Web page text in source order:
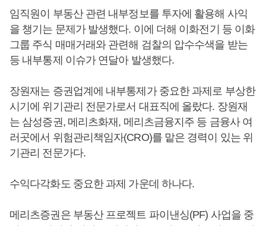
임직원이 부동산 관련 내부정보를 투자에 활용해 사익
을 챙기는 문제가 발생했다. 이에 더해 이화전기 등 이화
그룹 주식 매매거래와 관련해 검찰의 압수수색을 받는
등 내부통제 이슈가 연달아 발생했다.
장원재는 증권업계에 내부통제가 중요한 과제로 부상한
시기에 위기관리 전문가로서 대표직에 올랐다. 장원재
는 삼성증권, 메리츠화재, 메리츠금융지주 등 금융사 여
러곳에서 위험관리책임자(CRO)를 맡은 경력이 있는 위
기관리 전문가다.
수익다각화도 중요한 과제 가운데 하나다.
메리츠증권은 부동산 프로젝트 파이낸싱(PF) 사업을 중